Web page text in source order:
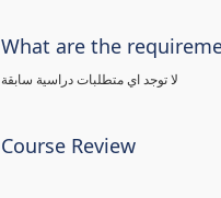
What are the
لا توجد اي متطلبات دراسية سابقة
Course Review